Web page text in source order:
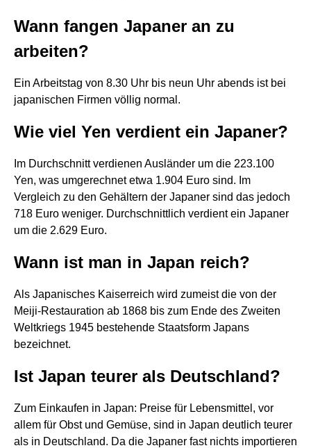
Wann fangen Japaner an zu
arbeiten?
Ein Arbeitstag von 8.30 Uhr bis neun Uhr abends ist bei
japanischen Firmen völlig normal.
Wie viel Yen verdient ein Japaner?
Im Durchschnitt verdienen Ausländer um die 223.100
Yen, was umgerechnet etwa 1.904 Euro sind. Im
Vergleich zu den Gehältern der Japaner sind das jedoch
718 Euro weniger. Durchschnittlich verdient ein Japaner
um die 2.629 Euro.
Wann ist man in Japan reich?
Als Japanisches Kaiserreich wird zumeist die von der
Meiji-Restauration ab 1868 bis zum Ende des Zweiten
Weltkriegs 1945 bestehende Staatsform Japans
bezeichnet.
Ist Japan teurer als Deutschland?
Zum Einkaufen in Japan: Preise für Lebensmittel, vor
allem für Obst und Gemüse, sind in Japan deutlich teurer
als in Deutschland. Da die Japaner fast nichts importieren